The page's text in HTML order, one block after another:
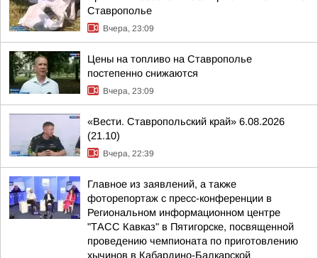
Ставрополье
Вчера, 23:09
Цены на топливо на Ставрополье
постепенно снижаются
Вчера, 23:09
«Вести. Ставропольский край» 6.08.2026
(21.10)
Вчера, 22:39
Главное из заявлений, а также
фоторепортаж с пресс-конференции в
Региональном информационном центре
"ТАСС Кавказ" в Пятигорске, посвященной
проведению чемпионата по приготовлению
хычинов в Кабардино-Балкарской